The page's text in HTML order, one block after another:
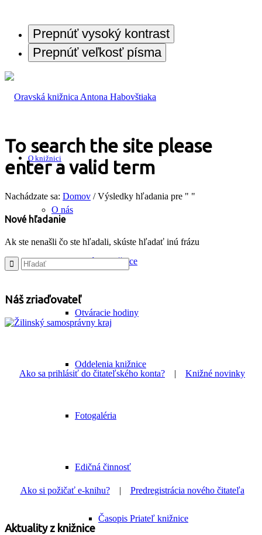
Prepnúť vysoký kontrast
Prepnúť veľkosť písma
O knižnici
O nás
História knižnice
Otváracie hodiny
Oddelenia knižnice
Fotogaléria
Edičná činnosť
Časopis Priateľ knižnice
To search the site please
enter a valid term
Nachádzate sa: Domov / Výsledky hľadania pre " "
Nové hľadanie
Ak ste nenašli čo ste hľadali, skúste hľadať inú frázu
Náš zriaďovateľ
Ako sa prihlásiť do čitateľského konta? | Knižné novinky
Ako si požičať e-knihu?| Predregistrácia nového čitateľa
Aktuality z knižnice